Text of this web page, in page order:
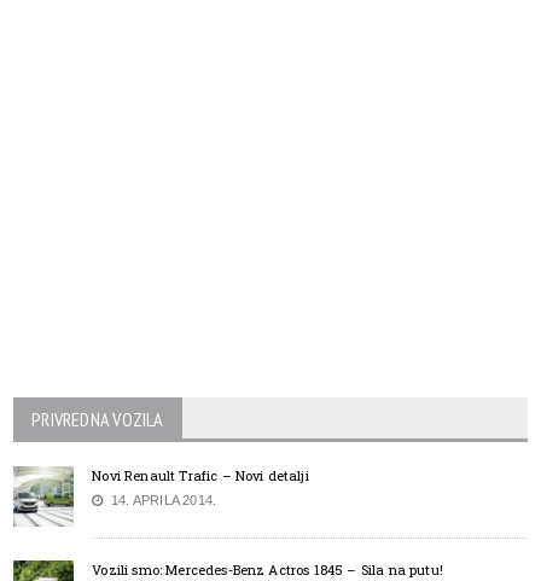
PRIVREDNA VOZILA
Novi Renault Trafic – Novi detalji
14. APRILA 2014.
Vozili smo: Mercedes-Benz Actros 1845 – Sila na putu!